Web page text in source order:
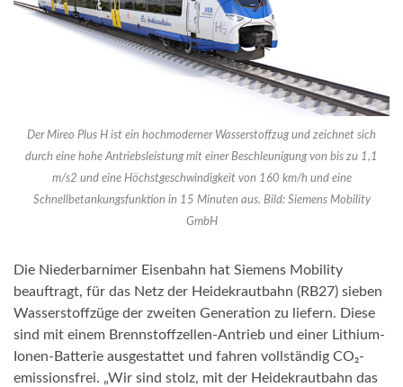
Der Mireo Plus H ist ein hochmoderner Wasserstoffzug und zeichnet sich
durch eine hohe Antriebsleistung mit einer Beschleunigung von bis zu 1,1
m/s2 und eine Höchstgeschwindigkeit von 160 km/h und eine
Schnellbetankungsfunktion in 15 Minuten aus. Bild: Siemens Mobility
GmbH
Die Niederbarnimer Eisenbahn hat Siemens Mobility
beauftragt, für das Netz der Heidekrautbahn (RB27) sieben
Wasserstoffzüge der zweiten Generation zu liefern. Diese
sind mit einem Brennstoffzellen-Antrieb und einer Lithium-
Ionen-Batterie ausgestattet und fahren vollständig CO₂-
emissionsfrei. „Wir sind stolz, mit der Heidekrautbahn das